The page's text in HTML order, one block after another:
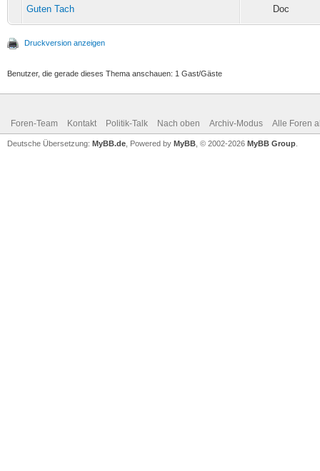
Guten Tach Doc
Druckversion anzeigen
Benutzer, die gerade dieses Thema anschauen: 1 Gast/Gäste
Foren-Team Kontakt Politik-Talk Nach oben Archiv-Modus Alle Foren
Deutsche Übersetzung: MyBB.de , Powered by MyBB , © 2002-2026 MyBB Group